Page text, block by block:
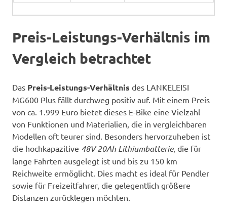
Preis-Leistungs-Verhältnis im
Vergleich betrachtet
Das Preis-Leistungs-Verhältnis des LANKELEISI
MG600 Plus fällt durchweg positiv auf. Mit einem Preis
von ca. 1.999 Euro bietet dieses E-Bike eine Vielzahl
von Funktionen und Materialien, die in vergleichbaren
Modellen oft teurer sind. Besonders hervorzuheben ist
die hochkapazitive 48V 20Ah Lithiumbatterie, die für
lange Fahrten ausgelegt ist und bis zu 150 km
Reichweite ermöglicht. Dies macht es ideal für Pendler
sowie für Freizeitfahrer, die gelegentlich größere
Distanzen zurücklegen möchten.